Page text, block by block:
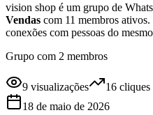
vision shop é um grupo de
Vendas com 11 membros ativos.
conexões com pessoas do
Grupo com 2 membros
9 visualizações 16 cliques
18 de maio de 2026